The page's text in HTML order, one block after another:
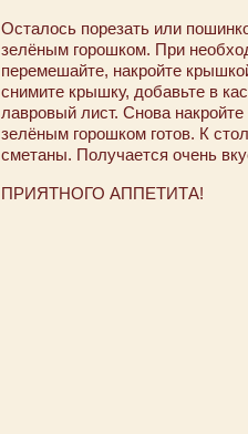
Осталось порезать или
зелёным горошком. При
перемешайте, накройте
снимите крышку, добавьте в
лавровый лист. Снова
зелёным горошком готов. К
сметаны. Получается очень
ПРИЯТНОГО АППЕТИТА!